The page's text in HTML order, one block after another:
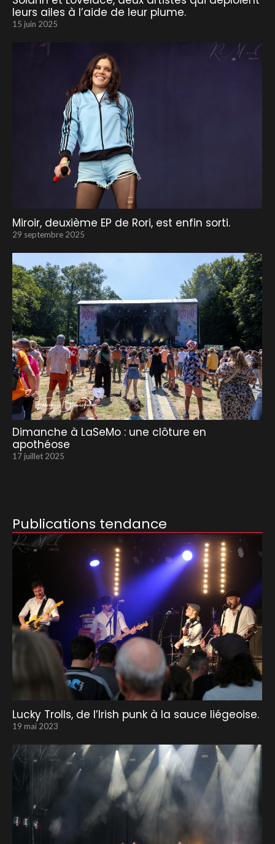
leurs ailes à l’aide de leur plume.
15 juin 2025
Miroir, deuxième EP de Rori, est enfin sorti.
29 septembre 2025
Dimanche à LaSeMo : une clôture en
apothéose
17 juillet 2025
Publications tendance
Lucky Trolls, de l’Irish punk à la sauce liégeoise.
19 mai 2023